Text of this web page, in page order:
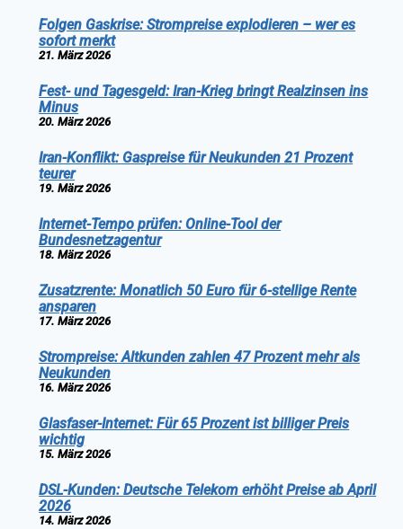
Folgen Gaskrise: Strompreise explodieren – wer es
sofort merkt
21. März 2026
Fest- und Tagesgeld: Iran-Krieg bringt Realzinsen ins
Minus
20. März 2026
Iran-Konflikt: Gaspreise für Neukunden 21 Prozent
teurer
19. März 2026
Internet-Tempo prüfen: Online-Tool der
Bundesnetzagentur
18. März 2026
Zusatzrente: Monatlich 50 Euro für 6-stellige Rente
ansparen
17. März 2026
Strompreise: Altkunden zahlen 47 Prozent mehr als
Neukunden
16. März 2026
Glasfaser-Internet: Für 65 Prozent ist billiger Preis
wichtig
15. März 2026
DSL-Kunden: Deutsche Telekom erhöht Preise ab April
2026
14. März 2026